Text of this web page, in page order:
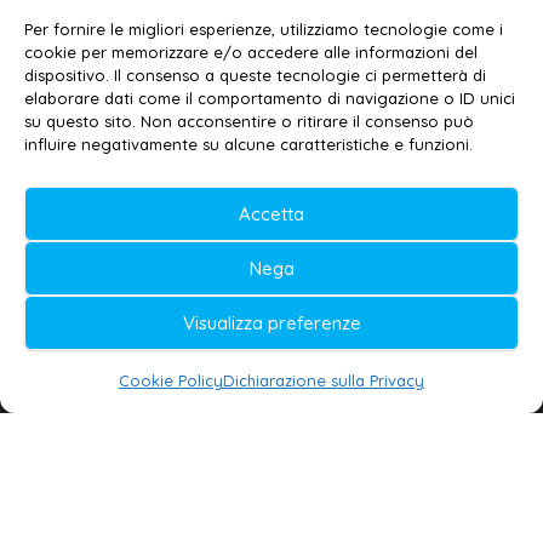
Per fornire le migliori esperienze, utilizziamo tecnologie come i
cookie per memorizzare e/o accedere alle informazioni del
dispositivo. Il consenso a queste tecnologie ci permetterà di
elaborare dati come il comportamento di navigazione o ID unici
su questo sito. Non acconsentire o ritirare il consenso può
influire negativamente su alcune caratteristiche e funzioni.
Accetta
Nega
Visualizza preferenze
Cookie PolicyDichiarazione sulla Privacy
Email: redazione@galatina24.it
Contatti –Disclaimer
Privacy policy –Cookie policy
Testata iscritta al n. 11/2020 Registro della
Stampa Tribunale di Lecce
Editore e direttore responsabile:
Daniele G. Masciullo